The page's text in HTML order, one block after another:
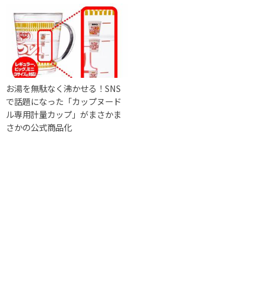
お湯を無駄なく沸かせる！SNS
で話題になった「カップヌード
ル専用計量カップ」がまさかま
さかの公式商品化